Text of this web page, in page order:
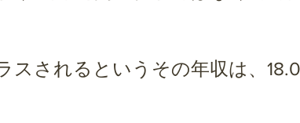
されるというその年収は、